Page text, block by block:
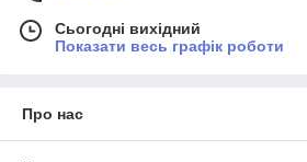
Сьогодні вихідний
Показати весь графік роботи
Про нас